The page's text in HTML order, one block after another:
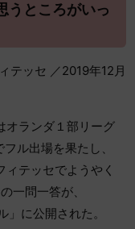
うところがいっ
テッセ ／2019年12月
ランダ１部リーグ
ル出場を果たし、
テッセでようやく
一問一答が、
に公開された。